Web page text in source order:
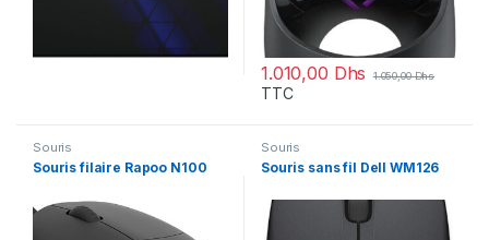
1.010,00 Dhs 1.050,00Dhs
TTC
Souris
Souris filaire Rapoo N100
Souris
Souris sans fil Dell WM126